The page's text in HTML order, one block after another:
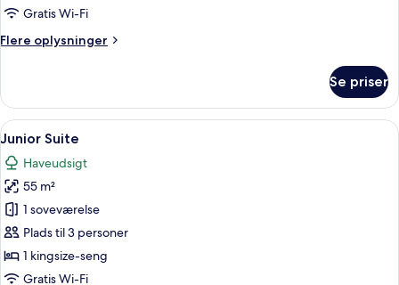
Gratis Wi-Fi
Flere oplysninger
Flere
værelse
Se priser
Indlæs
alle
billeder
af
Junior
Suite
En moderne stue med sofa,
5
Junior Suite
Haveudsigt
55 m²
1 soveværelse
Plads til 3 personer
1 kingsize-seng
Gratis Wi-Fi